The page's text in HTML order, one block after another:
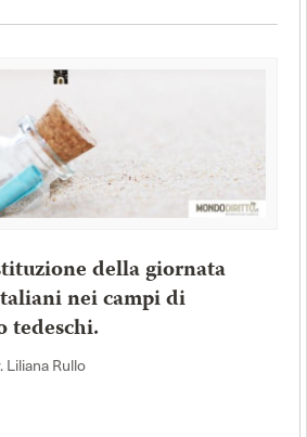
della giornata
nei campi di
tedeschi.
Liliana Rullo